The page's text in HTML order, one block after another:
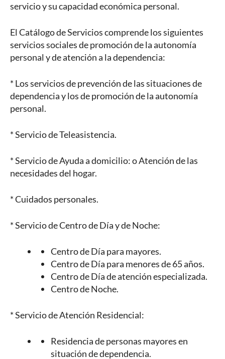
servicio y su capacidad económica personal.
El Catálogo de Servicios comprende los siguientes
servicios sociales de promoción de la autonomía
personal y de atención a la dependencia:
* Los servicios de prevención de las situaciones de
dependencia y los de promoción de la autonomía
personal.
* Servicio de Teleasistencia.
* Servicio de Ayuda a domicilio: o Atención de las
necesidades del hogar.
* Cuidados personales.
* Servicio de Centro de Día y de Noche:
Centro de Día para mayores.
Centro de Día para menores de 65 años.
Centro de Día de atención especializada.
Centro de Noche.
* Servicio de Atención Residencial:
Residencia de personas mayores en
situación de dependencia.